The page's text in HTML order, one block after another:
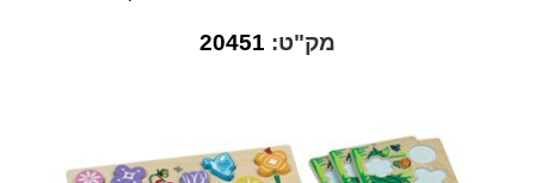
מק"ט: 20451